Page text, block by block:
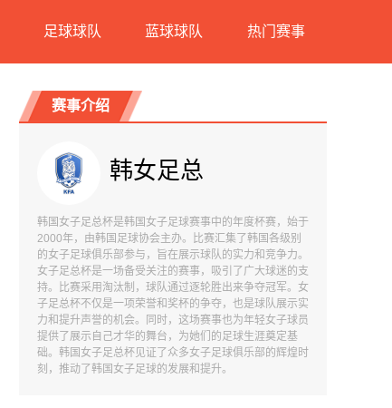
足球球队 蓝球球队 热门赛事
赛事介绍
韩女足总
韩国女子足总杯是韩国女子足球赛事中的年度杯赛，始于
2000年，由韩国足球协会主办。比赛汇集了韩国各级别
的女子足球俱乐部参与，旨在展示球队的实力和竞争力。
女子足总杯是一场备受关注的赛事，吸引了广大球迷的支
持。比赛采用淘汰制，球队通过逐轮胜出来争夺冠军。女
子足总杯不仅是一项荣誉和奖杯的争夺，也是球队展示实
力和提升声誉的机会。同时，这场赛事也为年轻女子球员
提供了展示自己才华的舞台，为她们的足球生涯奠定基
础。韩国女子足总杯见证了众多女子足球俱乐部的辉煌时
刻，推动了韩国女子足球的发展和提升。